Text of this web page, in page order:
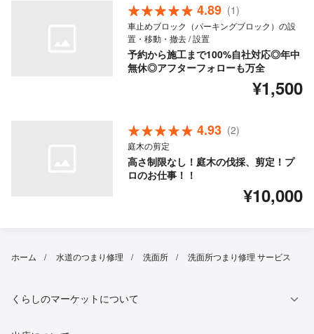
4.89 (1)
車止めブロック（パーキングブロック）の設
置・移動・撤去 / 設置
予約から施工まで100%自社対応◎年中
無休◎アフターフォローも万全
¥1,500
4.93 (2)
庭木の剪定
高さ制限なし！庭木の伐採、剪定！プ
ロのお仕事！！
¥10,000
ホーム 水道のつまり修理 洗面所 洗面所つまり修理 サービス
くらしのマーケットについて